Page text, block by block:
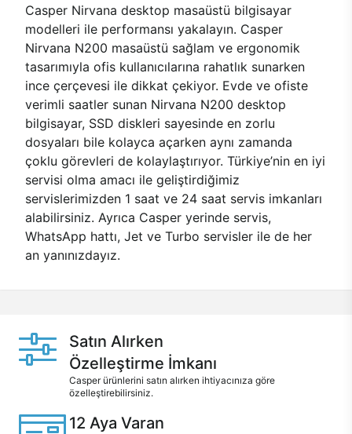
Casper Nirvana desktop masaüstü bilgisayar
modelleri ile performansı yakalayın. Casper
Nirvana N200 masaüstü sağlam ve ergonomik
tasarımıyla ofis kullanıcılarına rahatlık sunarken
ince çerçevesi ile dikkat çekiyor. Evde ve ofiste
verimli saatler sunan Nirvana N200 desktop
bilgisayar, SSD diskleri sayesinde en zorlu
dosyaları bile kolayca açarken aynı zamanda
çoklu görevleri de kolaylaştırıyor. Türkiye’nin en iyi
servisi olma amacı ile geliştirdiğimiz
servislerimizden 1 saat ve 24 saat servis imkanları
alabilirsiniz. Ayrıca Casper yerinde servis,
WhatsApp hattı, Jet ve Turbo servisler ile de her
an yanınızdayız.
Satın Alırken
Özelleştirme İmkanı
Casper ürünlerini satın alırken ihtiyacınıza göre
özelleştirebilirsiniz.
12 Aya Varan